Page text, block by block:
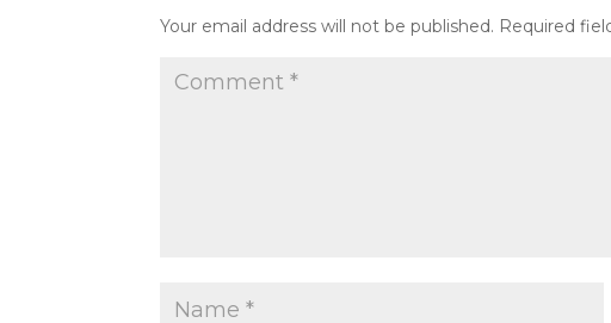
Your email address will not be published. Required